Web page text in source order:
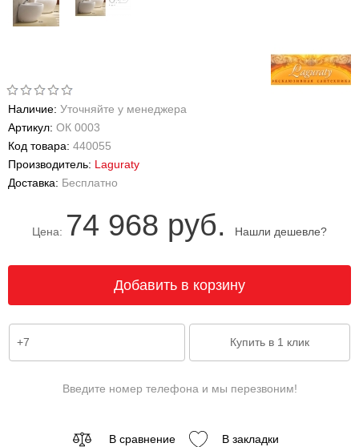
Наличие: Уточняйте у менеджера
Артикул: ОК 0003
Код товара: 440055
Производитель: Laguraty
Доставка: Бесплатно
Цена: 74 968 руб. Нашли дешевле?
Введите номер телефона и мы перезвоним!
В сравнение В закладки